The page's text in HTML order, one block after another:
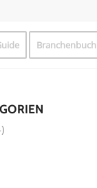
Branchenbuch